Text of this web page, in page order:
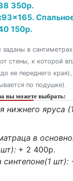
350р.
150р.
заданы в
стены, к которой
ее переднего
по подушке).
вы можете выбрать:
нижнего яруса
в
+ 2 400p.
шт):